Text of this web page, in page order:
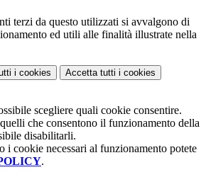
terzi da questo utilizzati si avvalgono di
ed utili alle finalità illustrate nella
i cookies Accetta tutti i cookies
scegliere quali cookie consentire.
che consentono il funzionamento della
disabilitarli.
i cookie necessari al funzionamento potete
.